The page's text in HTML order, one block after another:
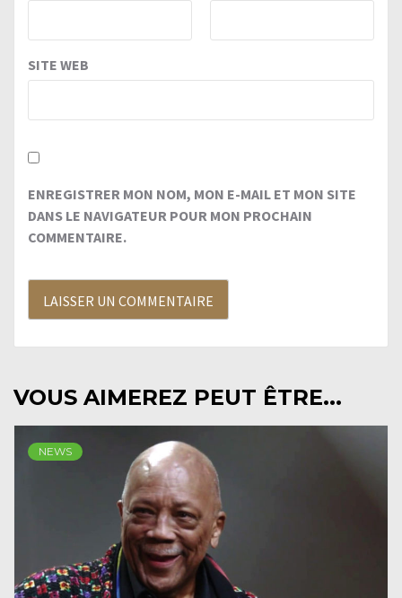
SITE WEB
ENREGISTRER MON NOM, MON E-MAIL ET MON SITE
DANS LE NAVIGATEUR POUR MON PROCHAIN
COMMENTAIRE.
VOUS AIMEREZ PEUT ÊTRE...
NEWS